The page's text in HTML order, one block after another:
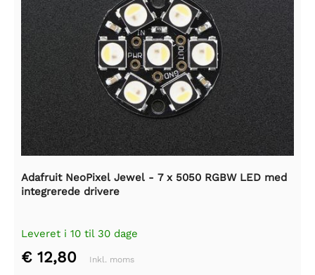
Adafruit NeoPixel Jewel - 7 x 5050 RGBW LED med
integrerede drivere
Leveret i 10 til 30 dage
€ 12,80 Inkl. moms